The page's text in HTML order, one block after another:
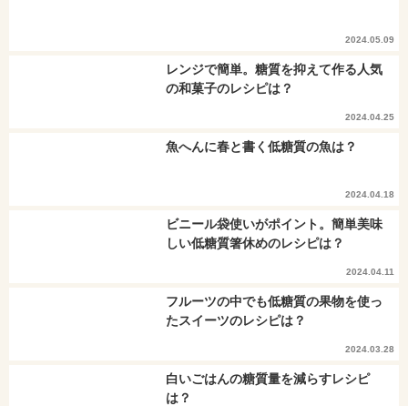
2024.05.09
レンジで簡単。糖質を抑えて作る人気
の和菓子のレシピは？
2024.04.25
魚へんに春と書く低糖質の魚は？
2024.04.18
ビニール袋使いがポイント。簡単美味
しい低糖質箸休めのレシピは？
2024.04.11
フルーツの中でも低糖質の果物を使っ
たスイーツのレシピは？
2024.03.28
白いごはんの糖質量を減らすレシピ
は？